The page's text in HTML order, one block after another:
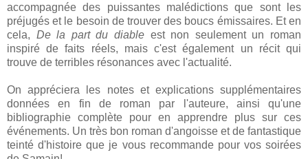
accompagnée des puissantes malédictions que sont les
préjugés et le besoin de trouver des boucs émissaires. Et en
cela, De la part du diable est non seulement un roman
inspiré de faits réels, mais c'est également un récit qui
trouve de terribles résonances avec l'actualité.
On appréciera les notes et explications supplémentaires
données en fin de roman par l'auteure, ainsi qu'une
bibliographie complète pour en apprendre plus sur ces
événements. Un très bon roman d'angoisse et de fantastique
teinté d'histoire que je vous recommande pour vos soirées